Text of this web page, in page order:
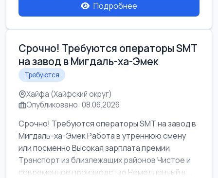
Подробнее
Срочно! Требуются операторы SMT
на завод в Мигдаль-ха-Эмек
Требуются
Хайфа (Хайфский округ)
Опубликовано: 08.06.2026
Срочно! Требуются операторы SMT на завод в
Мигдаль-ха-Эмек Работа в утреннюю смену
или посменно Высокая зарплата премии
Транспорт из близлежащих районов Чистое и
современное производство Немедленный в...